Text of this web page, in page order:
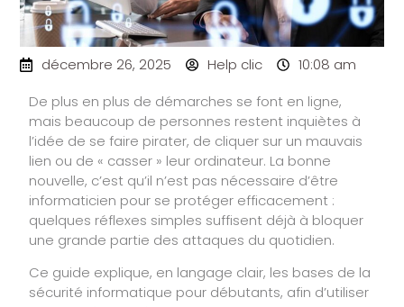
décembre 26, 2025 Help clic
10:08 am
De plus en plus de démarches se font en ligne,
mais beaucoup de personnes restent inquiètes à
l’idée de se faire pirater, de cliquer sur un mauvais
lien ou de « casser » leur ordinateur. La bonne
nouvelle, c’est qu’il n’est pas nécessaire d’être
informaticien pour se protéger efficacement :
quelques réflexes simples suffisent déjà à bloquer
une grande partie des attaques du quotidien.
Ce guide explique, en langage clair, les bases de la
sécurité informatique pour débutants, afin d’utiliser